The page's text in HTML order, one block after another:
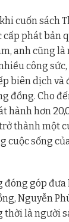
cuốn sách
phát bản
anh cũng
công
biên dịch và
đồng. Cho
hành hơn
thành một
cuộc sống
đóng góp đưa
Nguyễn
thời là người